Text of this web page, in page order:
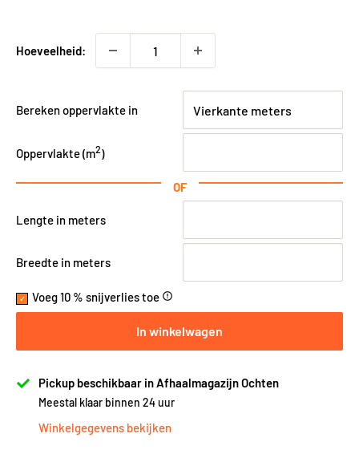
Hoeveelheid:
Bereken oppervlakte in
Oppervlakte (m2)
OF
Lengte in meters
Breedte in meters
Voeg 10 % snijverlies toe error_outline
In winkelwagen
Pickup beschikbaar in Afhaalmagazijn Ochten
Meestal klaar binnen 24 uur
Winkelgegevens bekijken